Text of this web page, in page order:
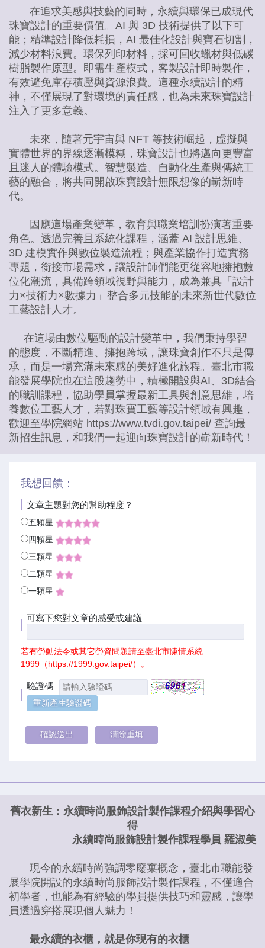
在追求美感與技藝的同時，永續與環保已成現代
珠寶設計的重要價值。AI 與 3D 技術提供了以下可
能；精準設計降低耗損，AI 最佳化設計與寶石切割，
減少材料浪費。環保列印材料，採可回收蠟材與低碳
樹脂製作原型。即需生產模式，客製設計即時製作，
有效避免庫存積壓與資源浪費。這種永續設計的精
神，不僅展現了對環境的責任感，也為未來珠寶設計
注入了更多意義。
未來，隨著元宇宙與 NFT 等技術崛起，虛擬與
實體世界的界線逐漸模糊，珠寶設計也將邁向更豐富
且迷人的體驗模式。智慧製造、自動化生產與傳統工
藝的融合，將共同開啟珠寶設計無限想像的嶄新時
代。
因應這場產業變革，教育與職業培訓扮演著重要
角色。透過完善且系統化課程，涵蓋 AI 設計思維、
3D 建模實作與數位製造流程；與產業協作打造實務
專題，銜接市場需求，讓設計師們能更從容地擁抱數
位化潮流，具備跨領域視野與能力，成為兼具「設計
力×技術力×數據力」整合多元技能的未來新世代數位
工藝設計人才。
在這場由數位驅動的設計變革中，我們秉持學習
的態度，不斷精進、擁抱跨域，讓珠寶創作不只是傳
承，而是一場充滿未來感的美好進化旅程。臺北市職
能發展學院也在這股趨勢中，積極開設與AI、3D結合
的職訓課程，協助學員掌握最新工具與創意思維，培
養數位工藝人才，若對珠寶工藝等設計領域有興趣，
歡迎至學院網站 https://www.tvdi.gov.taipei/ 查詢最
新招生訊息，和我們一起迎向珠寶設計的嶄新時代！
我想回饋：
文章主題對您的幫助程度？
五顆星
四顆星
三顆星
二顆星
一顆星
可寫下您對文章的感受或建議
若有勞動法令或其它勞資問題請至臺北市陳情系統
1999（https://1999.gov.taipei/）。
驗證碼
舊衣新生：永續時尚服飾設計製作課程介紹與學習心
得
永續時尚服飾設計製作課程學員 羅淑美
現今的永續時尚強調零廢棄概念，臺北市職能發
展學院開設的永續時尚服飾設計製作課程，不僅適合
初學者，也能為有經驗的學員提供技巧和靈感，讓學
員透過穿搭展現個人魅力！
最永續的衣櫃，就是你現有的衣櫃